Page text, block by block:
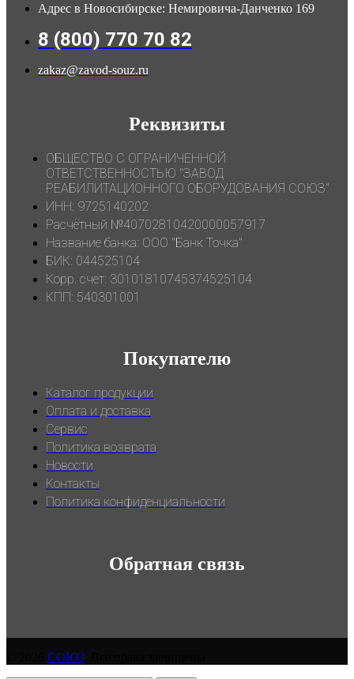
Адрес в Новосибирске: Немировича-Данченко 169
8 (800) 770 70 82
zakaz@zavod-souz.ru
Реквизиты
ОБЩЕСТВО С ОГРАНИЧЕННОЙ
ОТВЕТСТВЕННОСТЬЮ "ЗАВОД
РЕАБИЛИТАЦИОННОГО ОБОРУДОВАНИЯ СОЮЗ"
ИНН: 9725140202
Расчётный №40702810420000057917
Название банка: ООО "Банк Точка"
БИК: 044525104
Корр. счет: 30101810745374525104
КПП: 540301001
Покупателю
Каталог продукции
Оплата и доставка
Сервис
Политика возврата
Новости
Контакты
Политика конфиденциальности
Обратная связь
СОЮЗ